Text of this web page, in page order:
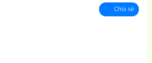
Chia sẻ